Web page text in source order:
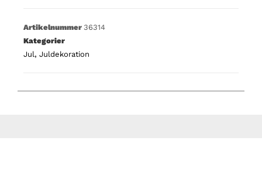
Artikelnummer 36314
Kategorier
Jul, Juldekoration